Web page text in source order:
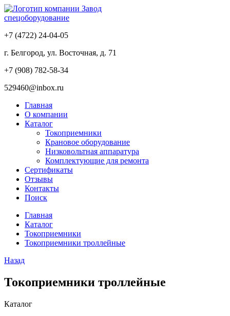
Завод
спецоборудование
+7 (4722) 24-04-05
г. Белгород, ул. Восточная, д. 71
+7 (908) 782-58-34
529460@inbox.ru
Главная
О компании
Каталог
Токоприемники
Крановое оборудование
Низковольтная аппаратура
Комплектующие для ремонта
Сертификаты
Отзывы
Контакты
Поиск
Главная
Каталог
Токоприемники
Токоприемники троллейные
Назад
Токоприемники троллейные
Каталог